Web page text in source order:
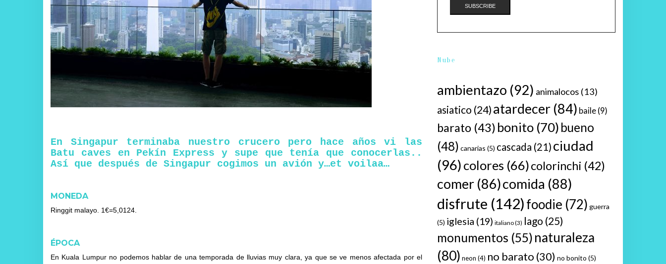
En Singapur terminaba nuestro crucero pero hace años vi las
Batu caves en Pekín Express y supe que tenía que conocerlas..
Así que después de Singapur cogimos un avión y…et voilaa…
MONEDA
Ringgit malayo. 1€=5,0124.
ÉPOCA
En Kuala Lumpur no podemos hablar de una temporada de lluvias muy clara, ya que se ve menos afectada por el
Nube
ambientazo (92) animalocos (13)
asiatico (24) atardecer (84) baile (9)
barato (43) bonito (70) bueno
(48) canarias (5) cascada (21) ciudad
(96) colores (66)colorinchi (42)
comer (86)comida (88)
disfrute (142)foodie (72) guerra
(5) iglesia (19) italiano(3) lago (25)
monumentos (55) naturaleza
(80) neon (4) no barato (30) no bonito (5)